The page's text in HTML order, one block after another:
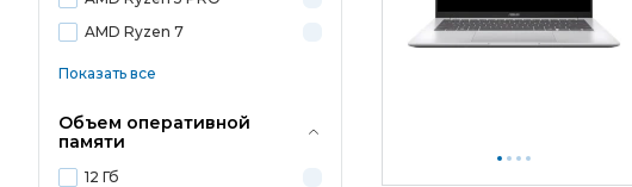
AMD Ryzen 7
Показать все
Объем оперативной
памяти
12 Гб